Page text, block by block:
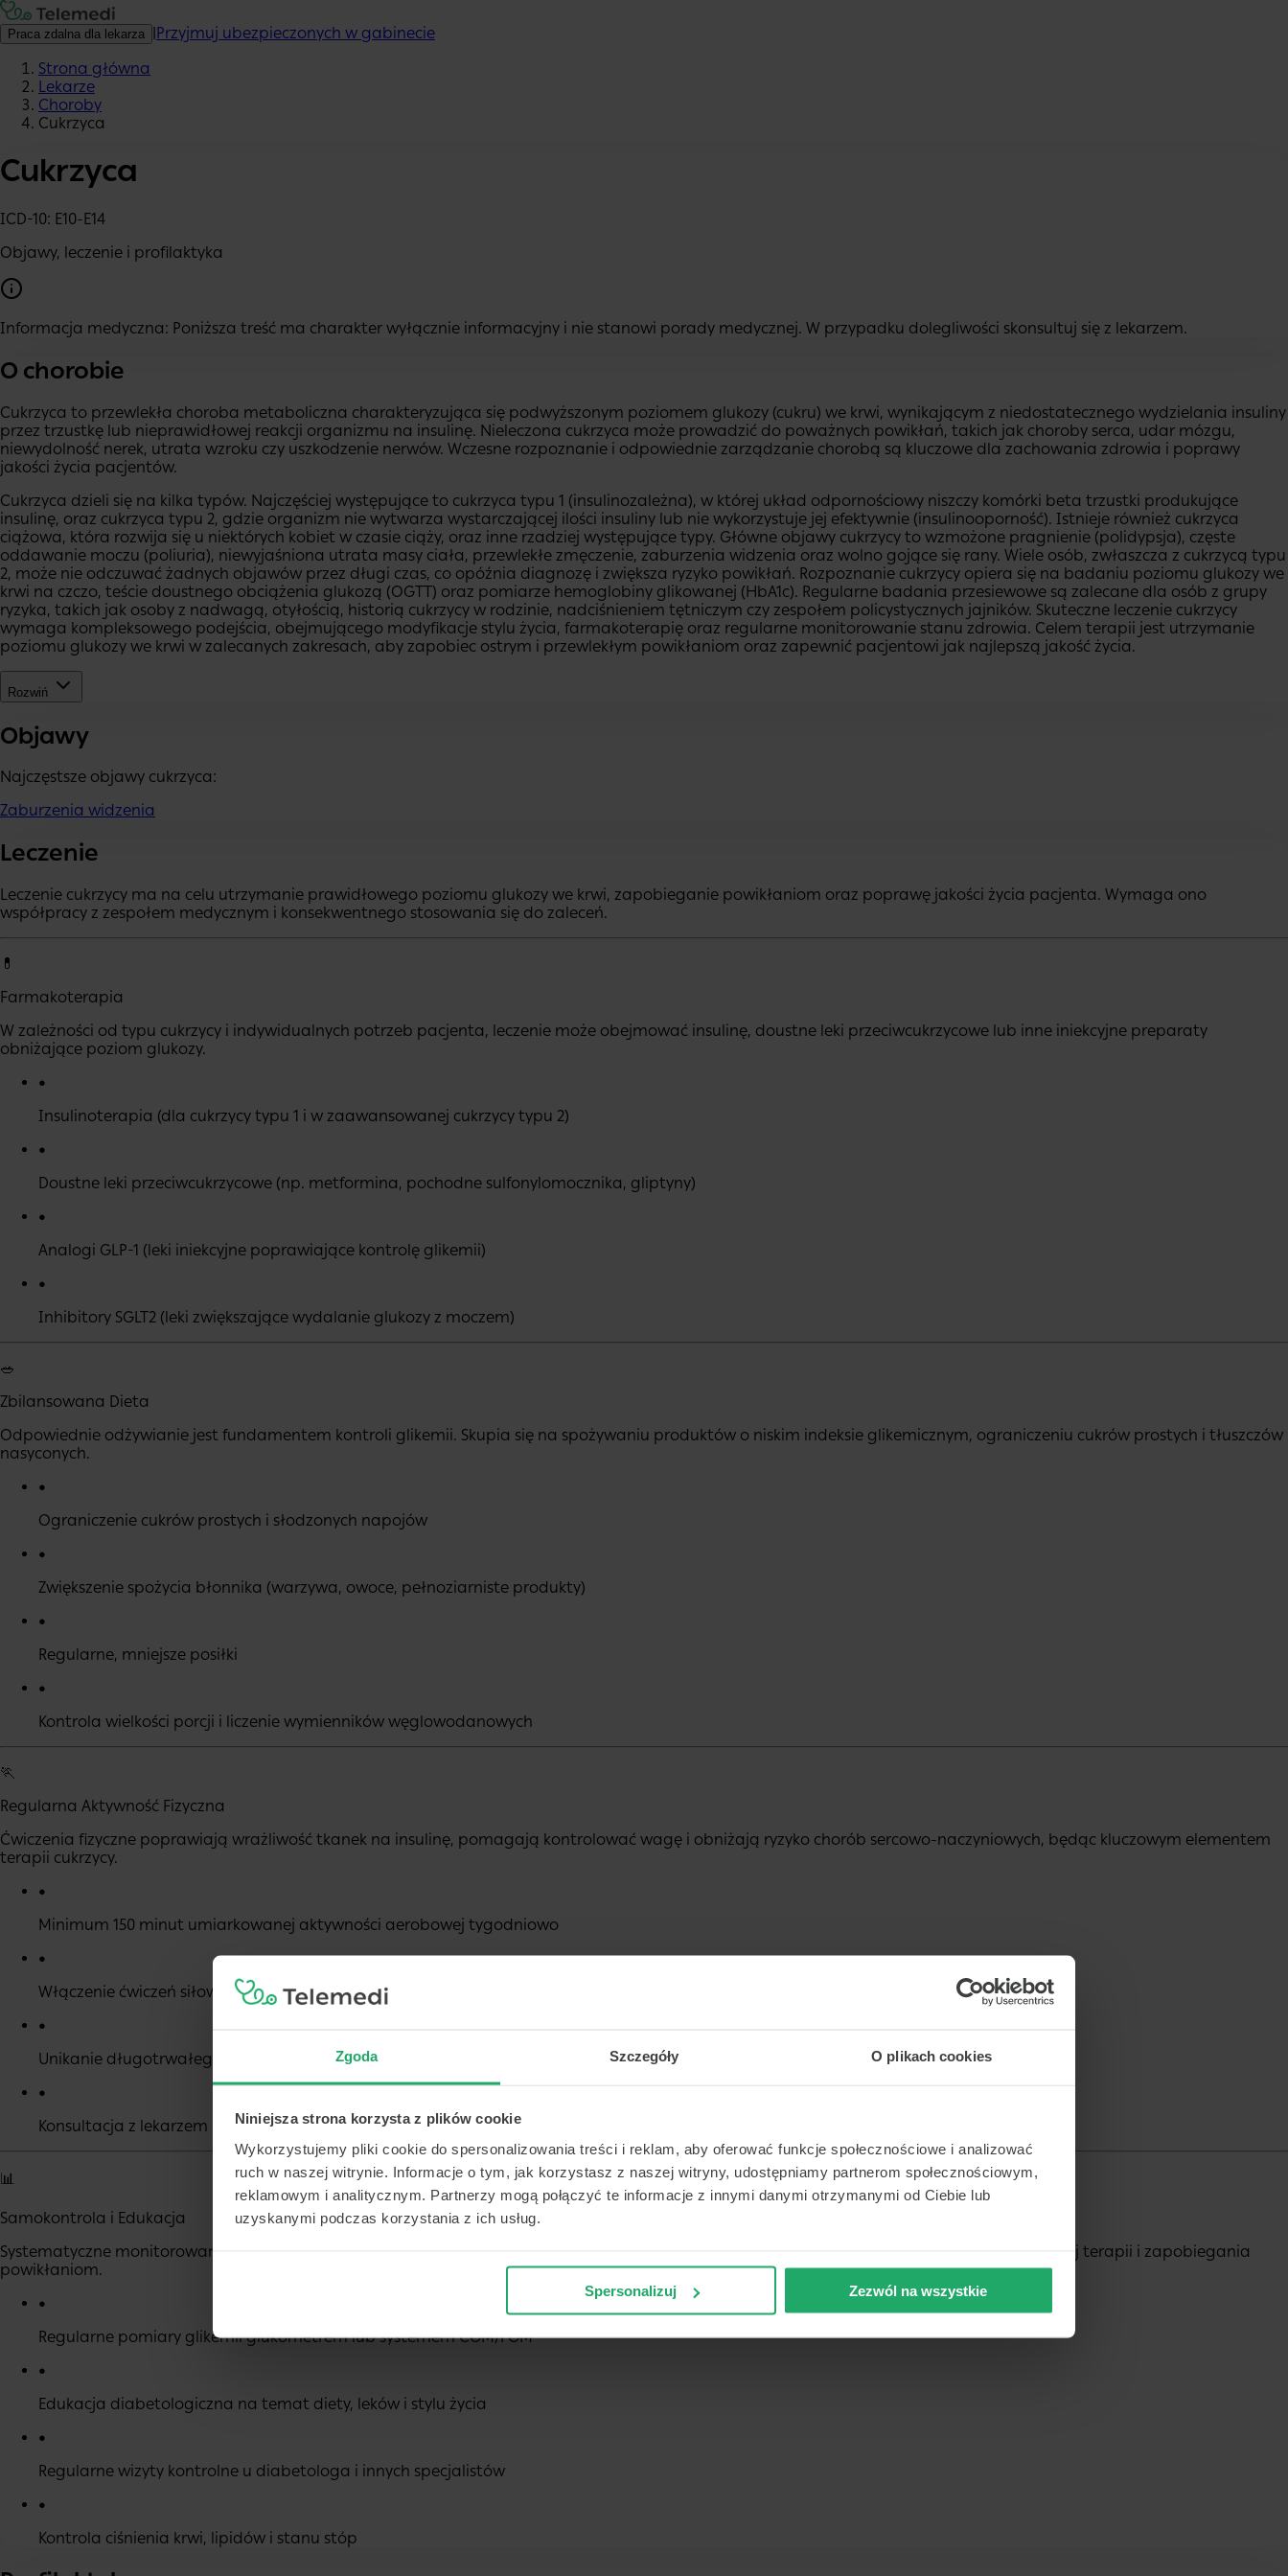
Zgoda Szczegóły O plikach cookies
Niniejsza strona korzysta z plików cookie
Wykorzystujemy pliki cookie do spersonalizowania treści i reklam, aby oferować funkcje społecznościowe i analizować
ruch w naszej witrynie. Informacje o tym, jak korzystasz z naszej witryny, udostępniamy partnerom społecznościowym,
reklamowym i analitycznym. Partnerzy mogą połączyć te informacje z innymi danymi otrzymanymi od Ciebie lub
uzyskanymi podczas korzystania z ich usług.
Spersonalizuj Zezwól na wszystkie
Praca zdalna dla lekarza |Przyjmuj ubezpieczonych w gabinecie
Strona główna
Lekarze
Choroby
Cukrzyca
Cukrzyca
ICD-10: E10-E14
Objawy, leczenie i profilaktyka
Informacja medyczna: Poniższa treść ma charakter wyłącznie informacyjny i nie stanowi porady medycznej. W przypadku dolegliwości skonsultuj się z lekarzem.
O chorobie
Cukrzyca to przewlekła choroba metaboliczna charakteryzująca się podwyższonym poziomem glukozy (cukru) we krwi, wynikającym z niedostatecznego wydzielania insuliny
przez trzustkę lub nieprawidłowej reakcji organizmu na insulinę. Nieleczona cukrzyca może prowadzić do poważnych powikłań, takich jak choroby serca, udar mózgu,
niewydolność nerek, utrata wzroku czy uszkodzenie nerwów. Wczesne rozpoznanie i odpowiednie zarządzanie chorobą są kluczowe dla zachowania zdrowia i poprawy
jakości życia pacjentów.
Cukrzyca dzieli się na kilka typów. Najczęściej występujące to cukrzyca typu 1 (insulinozależna), w której układ odpornościowy niszczy komórki beta trzustki produkujące
insulinę, oraz cukrzyca typu 2, gdzie organizm nie wytwarza wystarczającej ilości insuliny lub nie wykorzystuje jej efektywnie (insulinooporność). Istnieje również cukrzyca
ciążowa, która rozwija się u niektórych kobiet w czasie ciąży, oraz inne rzadziej występujące typy. Główne objawy cukrzycy to wzmożone pragnienie (polidypsja), częste
oddawanie moczu (poliuria), niewyjaśniona utrata masy ciała, przewlekłe zmęczenie, zaburzenia widzenia oraz wolno gojące się rany. Wiele osób, zwłaszcza z cukrzycą typu
2, może nie odczuwać żadnych objawów przez długi czas, co opóźnia diagnozę i zwiększa ryzyko powikłań. Rozpoznanie cukrzycy opiera się na badaniu poziomu glukozy we
krwi na czczo, teście doustnego obciążenia glukozą (OGTT) oraz pomiarze hemoglobiny glikowanej (HbA1c). Regularne badania przesiewowe są zalecane dla osób z grupy
ryzyka, takich jak osoby z nadwagą, otyłością, historią cukrzycy w rodzinie, nadciśnieniem tętniczym czy zespołem policystycznych jajników. Skuteczne leczenie cukrzycy
wymaga kompleksowego podejścia, obejmującego modyfikacje stylu życia, farmakoterapię oraz regularne monitorowanie stanu zdrowia. Celem terapii jest utrzymanie
poziomu glukozy we krwi w zalecanych zakresach, aby zapobiec ostrym i przewlekłym powikłaniom oraz zapewnić pacjentowi jak najlepszą jakość życia.
Rozwiń
Objawy
Najczęstsze objawy cukrzyca:
Zaburzenia widzenia
Leczenie
Leczenie cukrzycy ma na celu utrzymanie prawidłowego poziomu glukozy we krwi, zapobieganie powikłaniom oraz poprawę jakości życia pacjenta. Wymaga ono
współpracy z zespołem medycznym i konsekwentnego stosowania się do zaleceń.
💊
Farmakoterapia
W zależności od typu cukrzycy i indywidualnych potrzeb pacjenta, leczenie może obejmować insulinę, doustne leki przeciwcukrzycowe lub inne iniekcyjne preparaty
obniżające poziom glukozy.
•
Insulinoterapia (dla cukrzycy typu 1 i w zaawansowanej cukrzycy typu 2)
•
Doustne leki przeciwcukrzycowe (np. metformina, pochodne sulfonylomocznika, gliptyny)
•
Analogi GLP-1 (leki iniekcyjne poprawiające kontrolę glikemii)
•
Inhibitory SGLT2 (leki zwiększające wydalanie glukozy z moczem)
🥗
Zbilansowana Dieta
Odpowiednie odżywianie jest fundamentem kontroli glikemii. Skupia się na spożywaniu produktów o niskim indeksie glikemicznym, ograniczeniu cukrów prostych i tłuszczów
nasyconych.
•
Ograniczenie cukrów prostych i słodzonych napojów
•
Zwiększenie spożycia błonnika (warzywa, owoce, pełnoziarniste produkty)
•
Regularne, mniejsze posiłki
•
Kontrola wielkości porcji i liczenie wymienników węglowodanowych
🏃
Regularna Aktywność Fizyczna
Ćwiczenia fizyczne poprawiają wrażliwość tkanek na insulinę, pomagają kontrolować wagę i obniżają ryzyko chorób sercowo-naczyniowych, będąc kluczowym elementem
terapii cukrzycy.
•
Minimum 150 minut umiarkowanej aktywności aerobowej tygodniowo
•
Włączenie ćwiczeń siłowych 2-3 razy w tygodniu
•
Unikanie długotrwałego siedzenia i przerw w aktywności
•
Konsultacja z lekarzem przed rozpoczęciem nowego programu ćwiczeń
📊
Samokontrola i Edukacja
Systematyczne monitorowanie poziomu glukozy we krwi oraz edukacja pacjenta na temat choroby i jej zarządzania są niezbędne dla skutecznej terapii i zapobiegania
powikłaniom.
•
Regularne pomiary glikemii glukometrem lub systemem CGM/FGM
•
Edukacja diabetologiczna na temat diety, leków i stylu życia
•
Regularne wizyty kontrolne u diabetologa i innych specjalistów
•
Kontrola ciśnienia krwi, lipidów i stanu stóp